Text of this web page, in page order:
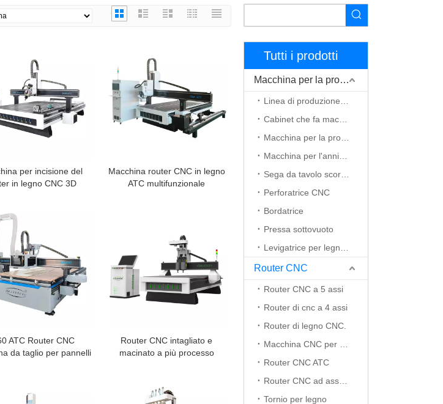
per incisione del
in legno CNC 3D
Macchina router CNC in legno
ATC multifunzionale
ATC Router CNC
da taglio per pannelli
Router CNC intagliato e
macinato a più processo
Tutti i prodotti
Macchina per la produzione di mobili
Perforatrice CNC
Bordatrice
Pressa sottovuoto
Router CNC
Router CNC a 5 assi
Router di cnc a 4 assi
Router di legno CNC.
Router CNC ATC
Tornio per legno